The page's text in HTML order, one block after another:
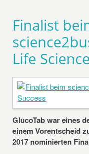
Finalist
Life
GlucoTab war eines
einem Vorentscheid
2017 nominierten